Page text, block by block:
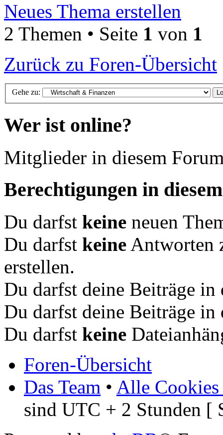
Neues Thema erstellen
2 Themen • Seite 1 von 1
Zurück zu Foren-Übersicht
Gehe zu:
Wer ist online?
Mitglieder in diesem
Berechtigungen in
Du darfst keine neuen
Du darfst keine Antworten
erstellen.
Du darfst deine Beiträge
Du darfst deine Beiträge
Du darfst keine
Foren-Übersicht
Das Team • Alle Cookies
sind UTC + 2 Stunden [